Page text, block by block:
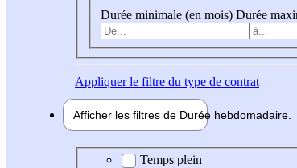
Durée minimale (en mois) Durée
Appliquerle filtre du type de contrat
Afficher les filtres de Durée hebdomadaire
Durée hebdomadaire
Temps plein